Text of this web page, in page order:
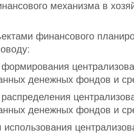
механизма в
финансового
денежных фондов и
денежных фондов и